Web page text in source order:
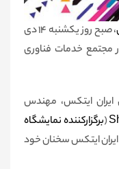
، صبح روز یکشنبه 14 دی
مجتمع خدمات فناوری
ایران ایتکس، مهندس
(برگزارکننده نمایشگاه
ایتکس سخنان خود